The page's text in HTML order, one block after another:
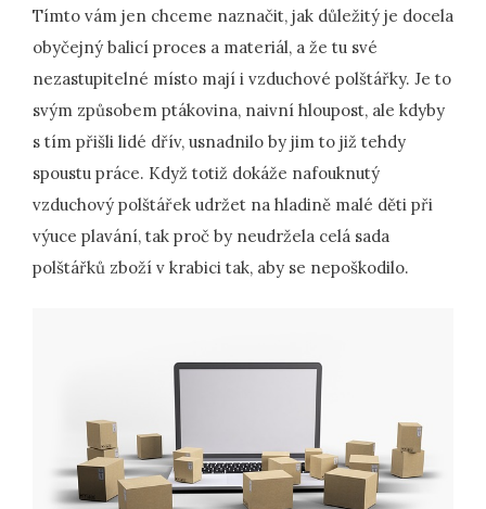
Tímto vám jen chceme naznačit, jak důležitý je docela
obyčejný balicí proces a materiál, a že tu své
nezastupitelné místo mají i vzduchové polštářky. Je to
svým způsobem ptákovina, naivní hloupost, ale kdyby
s tím přišli lidé dřív, usnadnilo by jim to již tehdy
spoustu práce. Když totiž dokáže nafouknutý
vzduchový polštářek udržet na hladině malé děti při
výuce plavání, tak proč by neudržela celá sada
polštářků zboží v krabici tak, aby se nepoškodilo.